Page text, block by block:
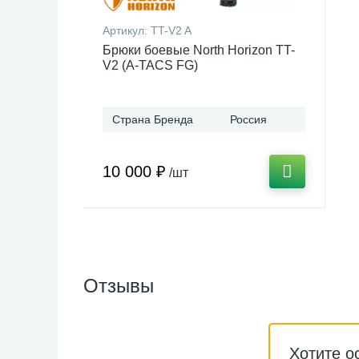
Артикул: TT-V2 A
Брюки боевые North Horizon TT-
V2 (A-TACS FG)
Страна Бренда Россия
10 000 ₽ /шт
Отзывы
Хотите